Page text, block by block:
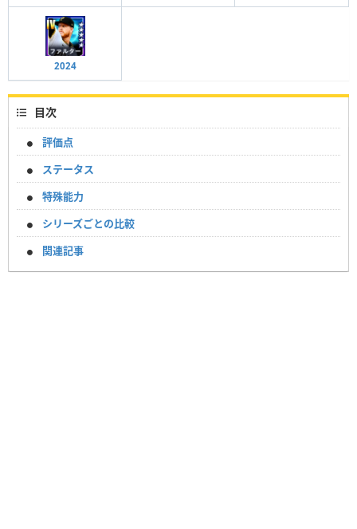
2024
目次
評価点
ステータス
特殊能力
シリーズごとの比較
関連記事